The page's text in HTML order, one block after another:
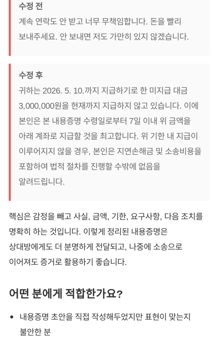
수정 전
계속 연락도 안 받고 너무 무책임합니다. 돈을 빨리
보내주세요. 안 보내면 저도 가만히 있지 않겠습니다.
수정 후
귀하는 2026. 5. 10.까지 지급하기로 한 미지급 대금
3,000,000원을 현재까지 지급하지 않고 있습니다. 이에
본인은 본 내용증명 수령일로부터 7일 이내 위 금액을
아래 계좌로 지급할 것을 최고합니다. 위 기한 내 지급이
이루어지지 않을 경우, 본인은 지연손해금 및 소송비용을
포함하여 법적 절차를 진행할 수밖에 없음을
알려드립니다.
핵심은 감정을 빼고 사실, 금액, 기한, 요구사항, 다음 조치를
명확히 하는 것입니다. 이렇게 정리된 내용증명은
상대방에게도 더 분명하게 전달되고, 나중에 소송으로
이어져도 증거로 활용하기 좋습니다.
어떤 분에게 적합한가요?
내용증명 초안을 직접 작성해두었지만 표현이 맞는지
불안한 분